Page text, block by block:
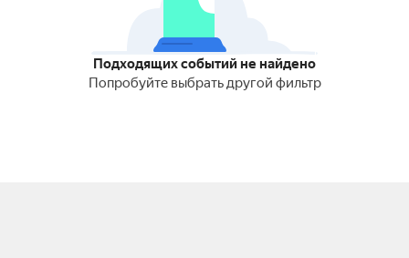
Подходящих событий не найдено
Попробуйте выбрать другой фильтр